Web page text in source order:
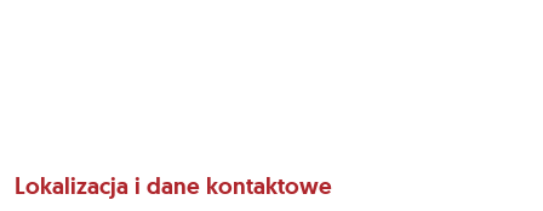
Lokalizacja i dane kontaktowe